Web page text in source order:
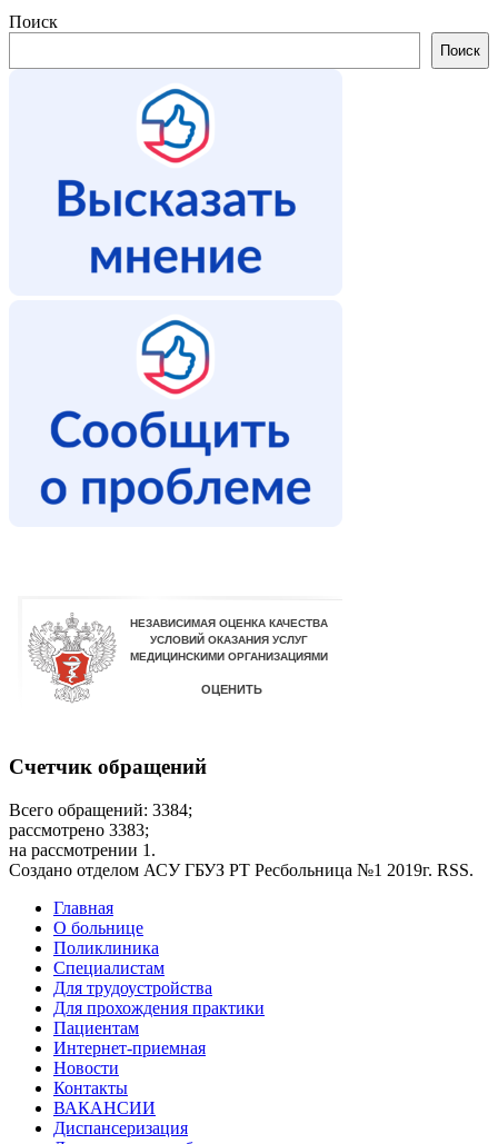
Поиск
Поиск
Счетчик обращений
Всего обращений: 3384;
рассмотрено 3383;
на рассмотрении 1.
Создано отделом АСУ ГБУЗ РТ Ресбольница №1 2019г. RSS.
Дополнительное
меню
Главная
О больнице
Поликлиника
Специалистам
Для трудоустройства
Для прохождения практики
Пациентам
Интернет-приемная
Новости
Контакты
ВАКАНСИИ
Диспансеризация